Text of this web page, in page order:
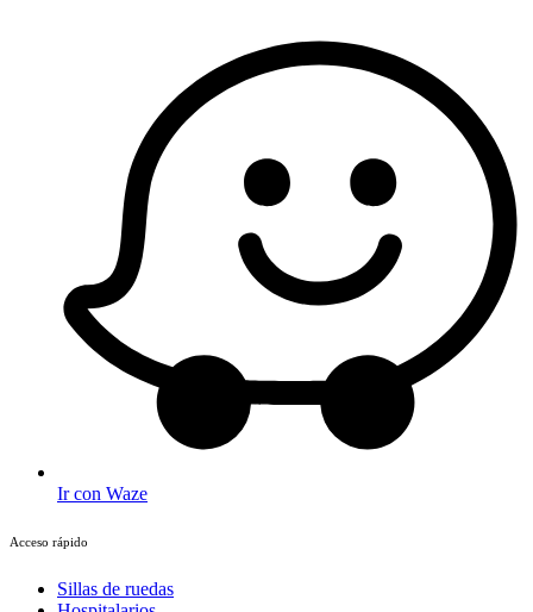
Ir con Waze
Acceso rápido
Sillas de ruedas